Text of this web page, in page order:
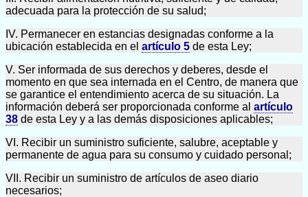
adecuada para la protección de su salud;
IV. Permanecer en estancias designadas conforme a la
ubicación establecida en el artículo 5 de esta Ley;
V. Ser informada de sus derechos y deberes, desde el
momento en que sea internada en el Centro, de manera que
se garantice el entendimiento acerca de su situación. La
información deberá ser proporcionada conforme al artículo
38 de esta Ley y a las demás disposiciones aplicables;
VI. Recibir un suministro suficiente, salubre, aceptable y
permanente de agua para su consumo y cuidado personal;
VII. Recibir un suministro de artículos de aseo diario
necesarios;